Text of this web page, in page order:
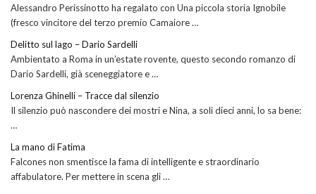
Alessandro Perissinotto ha regalato con Una piccola storia Ignobile
(fresco vincitore del terzo premio Camaiore …
Delitto sul lago – Dario Sardelli
Ambientato a Roma in un’estate rovente, questo secondo romanzo di
Dario Sardelli, già sceneggiatore e …
Lorenza Ghinelli – Tracce dal silenzio
Il silenzio può nascondere dei mostri e Nina, a soli dieci anni, lo sa bene:
…
La mano di Fatima
Falcones non smentisce la fama di intelligente e straordinario
affabulatore. Per mettere in scena gli …